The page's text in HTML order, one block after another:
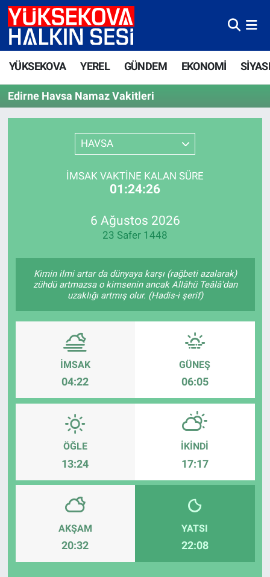
YÜKSEKOVA YEREL GÜNDEM EKONOMİ
Edirne Havsa Namaz Vakitleri
HAVSA
İMSAK VAKTINE KALAN SÜRE
01:24:26
6 Ağustos 2026
23 Safer 1448
Kimin ilmi artar da dünyaya karşı (rağbeti azalarak)
zühdü artmazsa o kimsenin ancak Allâhü Teâlâ'dan
uzaklığı artmış olur. (Hadis-i şerif)
İMSAK
04:22
GÜNEŞ
06:05
ÖĞLE
13:24
İKINDI
17:17
AKŞAM
20:32
YATSI
22:08
Yüksekova Nöbetçi Eczaneler
Yüksekova Trafik Yoğunluk Haritası
Süper Lig Puan Durumu ve Fikstür
Tüm Manşetler